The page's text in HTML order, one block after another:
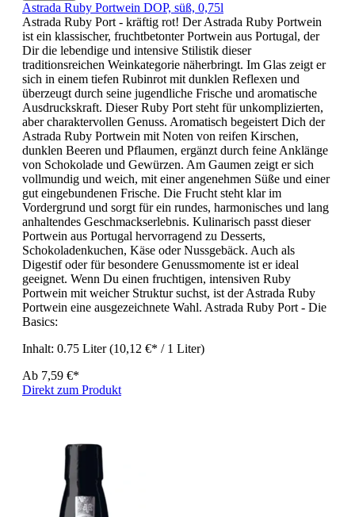
Astrada Ruby Portwein DOP, süß, 0,75l
Astrada Ruby Port - kräftig rot! Der Astrada Ruby Portwein
ist ein klassischer, fruchtbetonter Portwein aus Portugal, der
Dir die lebendige und intensive Stilistik dieser
traditionsreichen Weinkategorie näherbringt. Im Glas zeigt er
sich in einem tiefen Rubinrot mit dunklen Reflexen und
überzeugt durch seine jugendliche Frische und aromatische
Ausdruckskraft. Dieser Ruby Port steht für unkomplizierten,
aber charaktervollen Genuss. Aromatisch begeistert Dich der
Astrada Ruby Portwein mit Noten von reifen Kirschen,
dunklen Beeren und Pflaumen, ergänzt durch feine Anklänge
von Schokolade und Gewürzen. Am Gaumen zeigt er sich
vollmundig und weich, mit einer angenehmen Süße und einer
gut eingebundenen Frische. Die Frucht steht klar im
Vordergrund und sorgt für ein rundes, harmonisches und lang
anhaltendes Geschmackserlebnis. Kulinarisch passt dieser
Portwein aus Portugal hervorragend zu Desserts,
Schokoladenkuchen, Käse oder Nussgebäck. Auch als
Digestif oder für besondere Genussmomente ist er ideal
geeignet. Wenn Du einen fruchtigen, intensiven Ruby
Portwein mit weicher Struktur suchst, ist der Astrada Ruby
Portwein eine ausgezeichnete Wahl. Astrada Ruby Port - Die
Basics:
Inhalt: 0.75 Liter(10,12 €* / 1 Liter)
Ab 7,59 €*
Direkt zum Produkt